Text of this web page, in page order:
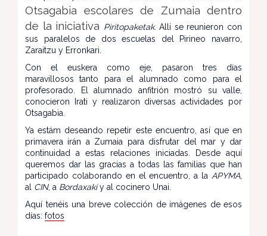
Otsagabia escolares de Zumaia dentro
de la iniciativa Piritopaketak. Allí se reunieron con
sus paralelos de dos escuelas del Pirineo navarro,
Zaraitzu y Erronkari.
Con el euskera como eje, pasaron tres días
maravillosos tanto para el alumnado como para el
profesorado. El alumnado anfitrión mostró su valle,
conocieron Irati y realizaron diversas actividades por
Otsagabia.
Ya estám deseando repetir este encuentro, así que en
primavera irán a Zumaia para disfrutar del mar y dar
continuidad a estas relaciones iniciadas. Desde aquí
queremos dar las gracias a todas las familias que han
participado colaborando en el encuentro, a la APYMA,
al CIN, a Bordaxaki y al cocinero Unai.
Aquí tenéis una breve colección de imágenes de esos
días: fotos